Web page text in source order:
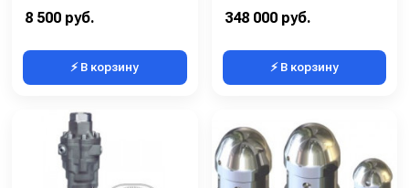
8 500 руб.
⚡ В корзину
348 000 руб.
⚡ В корзину